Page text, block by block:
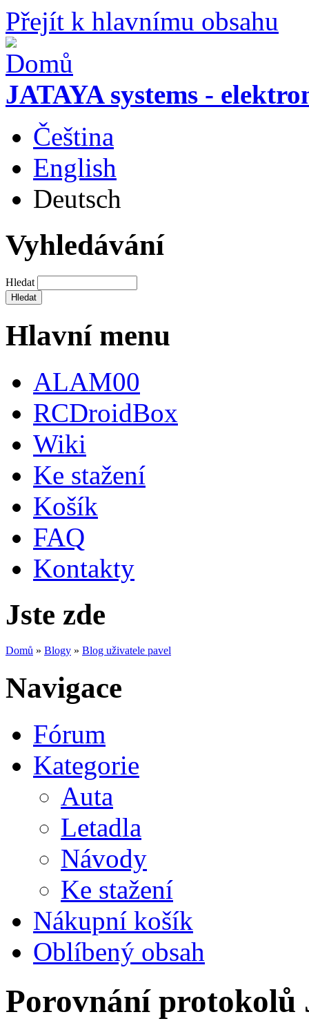
Přejít k hlavnímu obsahu
JATAYA systems -
Čeština
English
Deutsch
Vyhledávání
Hledat
Hlavní menu
ALAM00
RCDroidBox
Wiki
Ke stažení
Košík
FAQ
Kontakty
Jste zde
Domů » Blogy » Blog uživatele pavel
Navigace
Fórum
Kategorie
Auta
Letadla
Návody
Ke stažení
Nákupní košík
Oblíbený obsah
Porovnání protokolů